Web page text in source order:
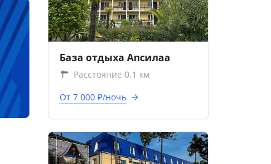
База отдыха Апсилаа
Расстояние 0.1 км
От 7 000 ₽/ночь